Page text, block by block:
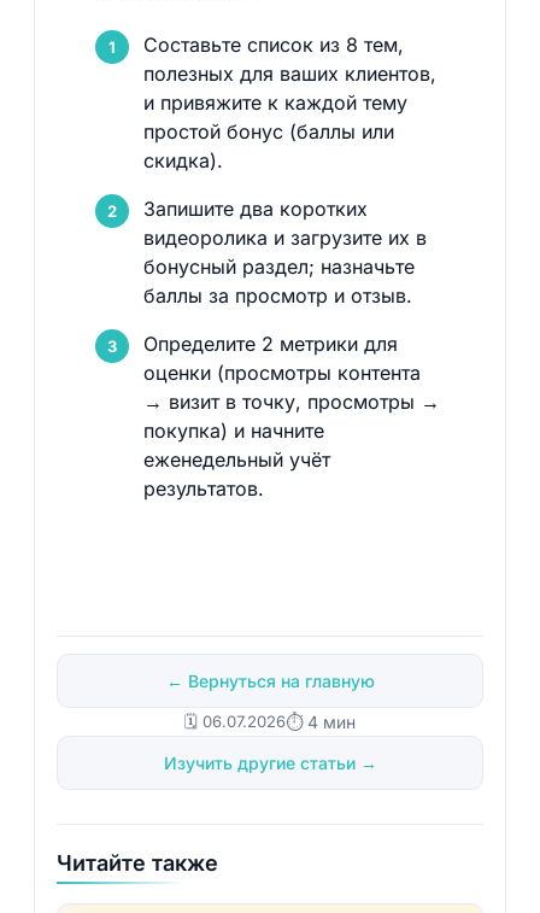
Составьте список из 8 тем,
полезных для ваших клиентов,
и привяжите к каждой тему
простой бонус (баллы или
скидка).
Запишите два коротких
видеоролика и загрузите их в
бонусный раздел; назначьте
баллы за просмотр и отзыв.
Определите 2 метрики для
оценки (просмотры контента
→ визит в точку, просмотры →
покупка) и начните
еженедельный учёт
результатов.
← Вернуться на главную
🗓️ 06.07.2026⏱ 4 мин
Изучить другие статьи →
Читайте также